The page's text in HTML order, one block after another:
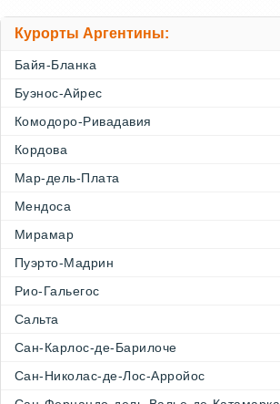
Курорты Аргентины:
Байя-Бланка
Буэнос-Айрес
Комодоро-Ривадавия
Кордова
Мар-дель-Плата
Мендоса
Мирамар
Пуэрто-Мадрин
Рио-Гальегос
Сальта
Сан-Карлос-де-Барилоче
Сан-Николас-де-Лос-Арройос